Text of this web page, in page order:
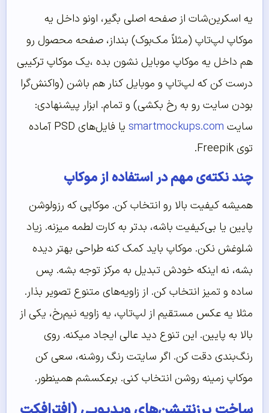
یه اسکرین‌شات از صفحه اصلی بگیر، اونو داخل یه
موکاپ لپ‌تاپ (مثلاً مک‌بوک) بنداز، صفحه محصول رو
هم داخل یه موکاپ موبایل نشون بده ،یک موکاپ ترکیبی
درست کن که لپ‌تاپ و موبایل کنار هم باشن (واکنش‌گرا
بودن سایت رو به رخ بکشی) و تمام. ابزار پیشنهادی:
سایت smartmockups.com
یا فایل‌های PSD آماده
توی Freepik.
چند نکته‌ی مهم در استفاده از موکاپ
همیشه کیفیت بالا رو انتخاب کن. موکاپی که رزولوشن
پایین یا بی‌کیفیت باشه، بدتر به کارت لطمه میزنه. زیاد
شلوغش نکن. موکاپ باید کمک کنه طراحی بهتر دیده
بشه، نه اینکه خودش تبدیل به مرکز توجه بشه. پس
ساده و تمیز انتخاب کن. از زاویه‌های متنوع تصویر بذار.
مثلا یه عکس مستقیم از لپ‌تاپ، یه زاویه نیم‌رخ، یکی از
بالا به پایین. این تنوع دید عالی ایجاد میکنه. روی
رنگ‌بندی دقت کن. اگر سایتت رنگ روشنه، سعی کن
موکاپ زمینه روشن انتخاب کنی. برعکسشم همینطور.